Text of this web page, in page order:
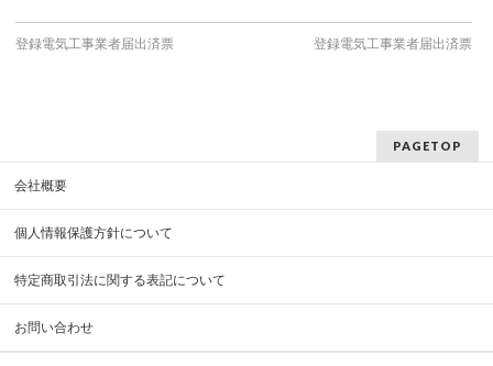
登録電気工事業者届出済票 登録電気工事業者届出済票
PAGETOP
会社概要
個人情報保護方針について
特定商取引法に関する表記について
お問い合わせ